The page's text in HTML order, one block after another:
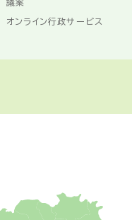
議案
オンライン行政サービス